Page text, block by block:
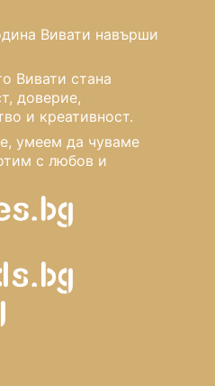
Вивати навърши
Вивати стана
доверие,
и креативност.
умеем да чуваме
с любов и